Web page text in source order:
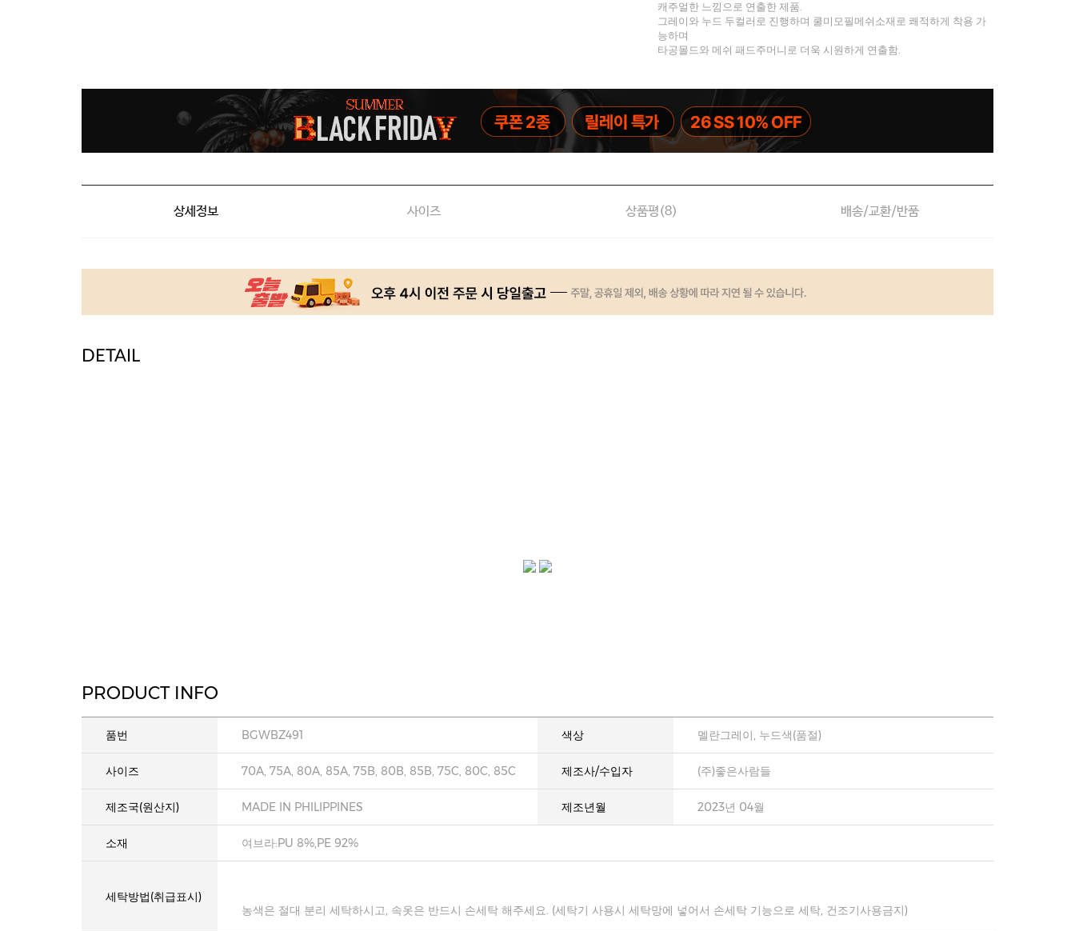
캐주얼한 느낌으로 연출한 제품.
그레이와 누드 두컬러로 진행하며 쿨미모필메쉬소재로 쾌적하게 착용 가
능하며
타공몰드와 메쉬 패드주머니로 더욱 시원하게 연출함.
상세정보 사이즈 상품평(8) 배송/교환/반품
DETAIL
PRODUCT INFO
품번 BGWBZ491 색상 멜란그레이, 누드색(품절)
사이즈 70A, 75A, 80A, 85A, 75B, 80B, 85B, 75C, 80C, 85C 제조사/수입자 (주)좋은사람들
제조국(원산지) MADE IN PHILIPPINES 제조년월 2023년 04월
소재 여브라:PU 8%,PE 92%
세탁방법(취급표시)
농색은 절대 분리 세탁하시고, 속옷은 반드시 손세탁 해주세요. (세탁기 사용시 세탁망에 넣어서 손세탁 기능으로 세탁, 건조기사용금지)